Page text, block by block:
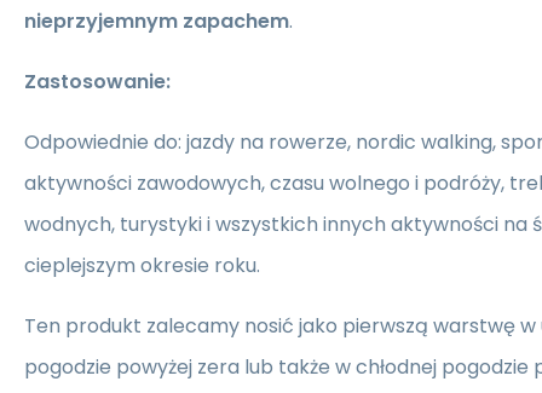
nieprzyjemnym zapachem.
Zastosowanie:
Odpowiednie do: jazdy na rowerze, nordic walking,
aktywności zawodowych, czasu wolnego i podróży,
wodnych, turystyki i wszystkich innych aktywności na
cieplejszym okresie roku.
Ten produkt zalecamy nosić jako pierwszą warstwę
pogodzie powyżej zera lub także w chłodnej pogodzie